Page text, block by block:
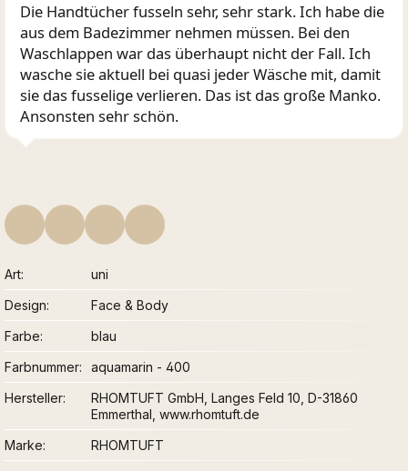
Die Handtücher fusseln sehr, sehr stark. Ich habe die
aus dem Badezimmer nehmen müssen. Bei den
Waschlappen war das überhaupt nicht der Fall. Ich
wasche sie aktuell bei quasi jeder Wäsche mit, damit
sie das fusselige verlieren. Das ist das große Manko.
Ansonsten sehr schön.
Art
uni
Design
Face & Body
Farbe
blau
Farbnummer
aquamarin - 400
Hersteller
RHOMTUFT GmbH, Langes Feld 10, D-31860
Emmerthal, www.rhomtuft.de
Marke
RHOMTUFT